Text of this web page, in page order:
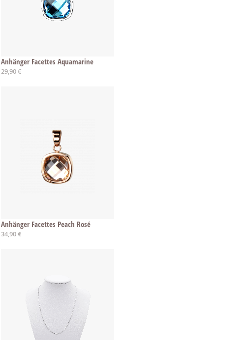
Anhänger Facettes Aquamarine
29,90 €
Anhänger Facettes Peach Rosé
34,90 €